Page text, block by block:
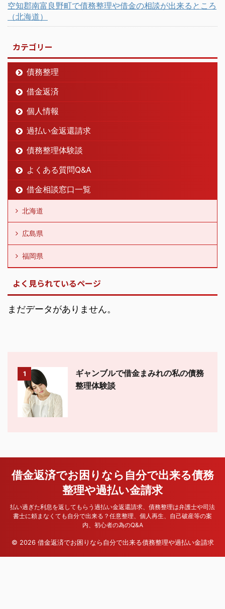
空知郡南富良野町で債務整理や借金の相談が出来るところ
（北海道）
カテゴリー
債務整理
借金返済
個人情報
過払い金返還請求
債務整理体験談
よくある質問Q&A
借金相談窓口一覧
北海道
広島県
福岡県
よく見られているページ
まだデータがありません。
1
ギャンブルで借金まみれの私の債務
整理体験談
借金返済でお困りなら自分で出来る債務
整理や過払い金請求
払い過ぎた利息を返してもらう過払い金返還請求、債務整理は弁護士や司法
書士に頼まなくても自分で出来る？任意整理、個人再生、自己破産等の案
内、初心者の為のQ&A
© 2026 借金返済でお困りなら自分で出来る債務整理や過払い金請求